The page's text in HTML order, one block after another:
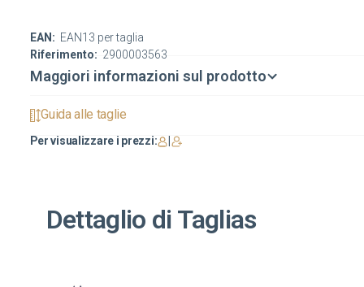
Riferimento: 2900003563
EAN: EAN13 per taglia
Maggiori informazioni sul prodotto
Guida alle taglie
Per visualizzare i prezzi:
Dettaglio di Taglias